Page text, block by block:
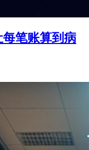
笔账算到病